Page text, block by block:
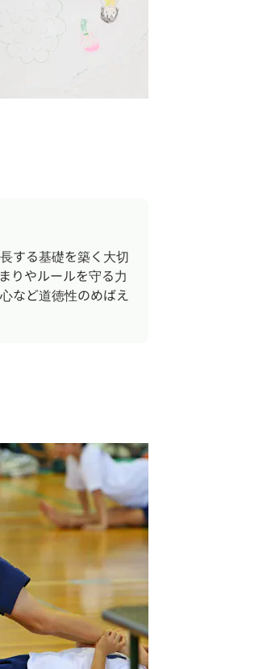
する基礎を築く大切
りやルールを守る力
など道徳性のめばえ